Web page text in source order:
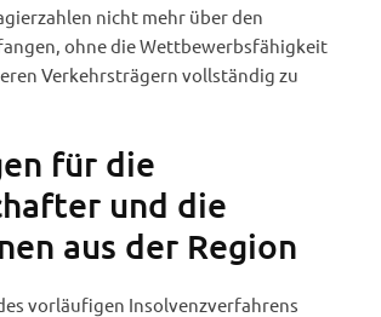
nicht mehr über den
ohne die Wettbewerbsfähigkeit
Verkehrsträgern vollständig zu
für die
und die
aus der Region
vorläufigen Insolvenzverfahrens